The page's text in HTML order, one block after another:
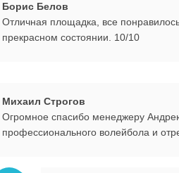
Борис Белов
Отличная площадка, все
прекрасном состоянии. 10/10
Михаил Строгов
Огромное спасибо менеджеру
профессионального волейбола и